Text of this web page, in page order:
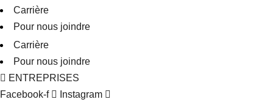
Carrière
Pour nous joindre
Carrière
Pour nous joindre
ENTREPRISES
Facebook-f
Instagram